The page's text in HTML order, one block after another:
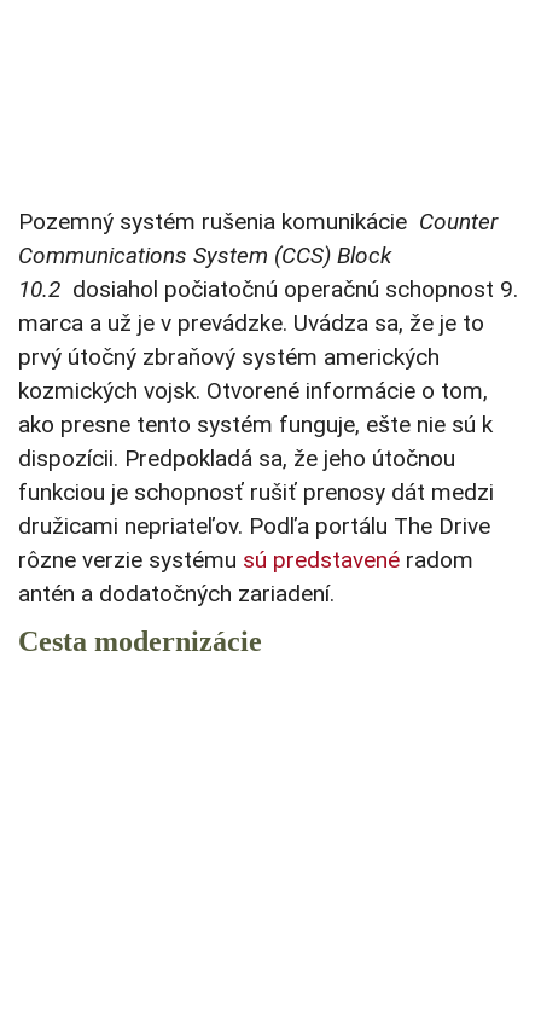
Pozemný systém rušenia komunikácie Counter
Communications System (CCS) Block
10.2 dosiahol počiatočnú operačnú schopnost 9.
marca a už je v prevádzke. Uvádza sa, že je to
prvý útočný zbraňový systém amerických
kozmických vojsk. Otvorené informácie o tom,
ako presne tento systém funguje, ešte nie sú k
dispozícii. Predpokladá sa, že jeho útočnou
funkciou je schopnosť rušiť prenosy dát medzi
družicami nepriateľov. Podľa portálu The Drive
rôzne verzie systému sú predstavené radom
antén a dodatočných zariadení.
Cesta modernizácie